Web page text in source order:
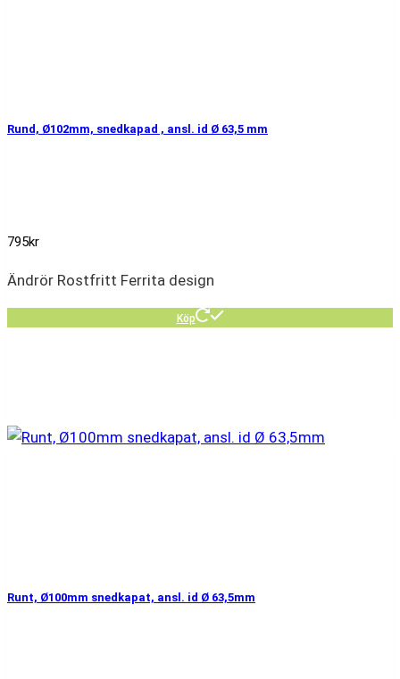
Rund, Ø102mm, snedkapad , ansl. id Ø 63,5 mm
795kr
Ändrör Rostfritt Ferrita design
Köp
Runt, Ø100mm snedkapat, ansl. id Ø 63,5mm